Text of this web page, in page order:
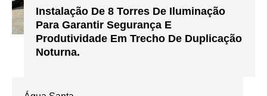
Instalação De 8 Torres De Iluminação
Para Garantir Segurança E
Produtividade Em Trecho De Duplicação
Noturna.